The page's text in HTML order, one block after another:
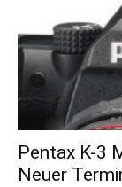
Pentax K-3
Neuer